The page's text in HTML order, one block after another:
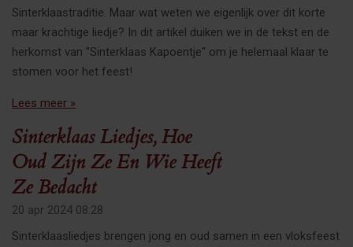
Sinterklaastraditie. Maar wat weten we eigenlijk over dit korte
maar krachtige liedje? In dit artikel duiken we in de tekst en de
herkomst van "Sinterklaas Kapoentje" om je helemaal klaar te
stomen voor het feest!
Lees meer »
Sinterklaas Liedjes, Hoe
Oud Zijn Ze En Wie Heeft
Ze Bedacht
20 apr 2024 08:28
Sinterklaasliedjes brengen jong en oud samen in een vloksfeest